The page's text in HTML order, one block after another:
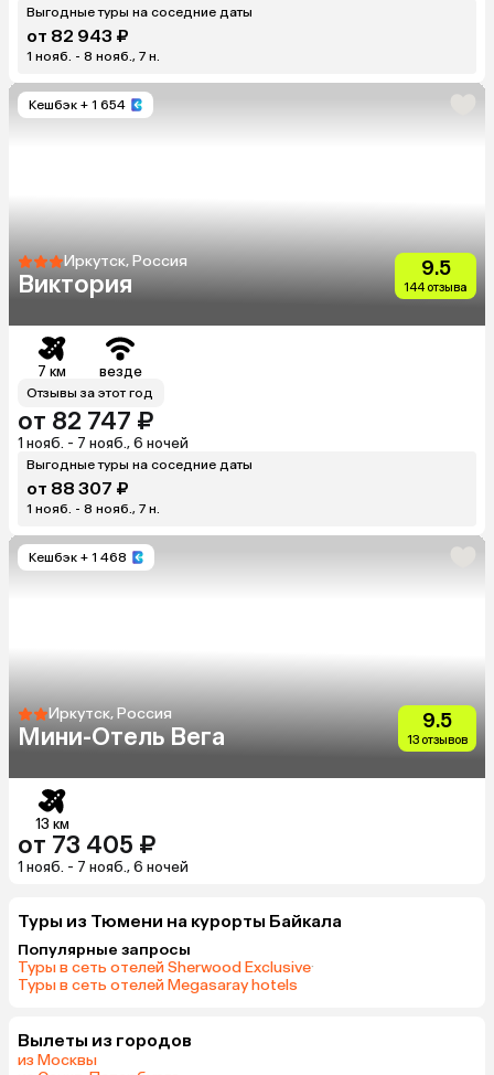
Выгодные туры на соседние даты
от 82 943 ₽
1 нояб. - 8 нояб., 7 н.
Кешбэк + 1 654
Иркутск, Россия
Виктория
9.5
144 отзыва
7 км везде
Отзывы за этот год
от 82 747 ₽
1 нояб. - 7 нояб., 6 ночей
Выгодные туры на соседние даты
от 88 307 ₽
1 нояб. - 8 нояб., 7 н.
Кешбэк + 1 468
Иркутск, Россия
Мини-Отель Вега
9.5
13 отзывов
13 км
от 73 405 ₽
1 нояб. - 7 нояб., 6 ночей
Туры из Тюмени на курорты Байкала
Популярные запросы
Туры в сеть отелей Sherwood Exclusive·
Туры в сеть отелей Megasaray hotels
Вылеты из городов
из Москвы